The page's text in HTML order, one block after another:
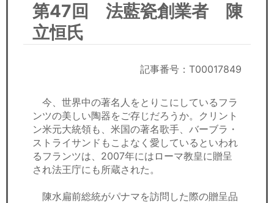
コンサルティング
リサーチ
経済ニュース
労務顧問
ＩＴ
飲食店情報
第47回 法藍瓷創業者 陳
立恒氏
記事番号：T00017849
今、世界中の著名人をとりこにしているフラ
ンツの美しい陶器をご存じだろうか。クリント
ン米元大統領も、米国の著名歌手、バーブラ・
ストライサンドもこよなく愛しているといわれ
るフランツは、2007年にはローマ教皇に贈呈
され法王庁にも所蔵された。
陳水扁前総統がパナマを訪問した際の贈呈品